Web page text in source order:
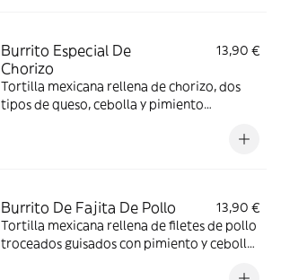
Burrito Especial De
Chorizo
13,90 €
Tortilla mexicana rellena de chorizo, dos
tipos de queso, cebolla y pimiento
Burrito De Fajita De Pollo
13,90 €
Tortilla mexicana rellena de filetes de pollo
troceados guisados con pimiento y cebolla,